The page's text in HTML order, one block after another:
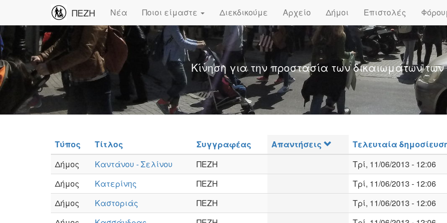
ΠΕΖΗ Νέα Ποιοι είμαστε Διεκδικούμε Αρχείο Δήμοι Επιστολές
Κίνηση για την προστασία των δικαιωμάτων
Τύπος Τίτλος Συγγραφέας Απαντήσεις
Τελευταία
Δήμος
Καντάνου - Σελίνου ΠΕΖΗ
Τρί, 11/06/2013 - 12:06
Δήμος
Κατερίνης ΠΕΖΗ
Τρί, 11/06/2013 - 12:06
Δήμος
Καστοριάς ΠΕΖΗ
Τρί, 11/06/2013 - 12:06